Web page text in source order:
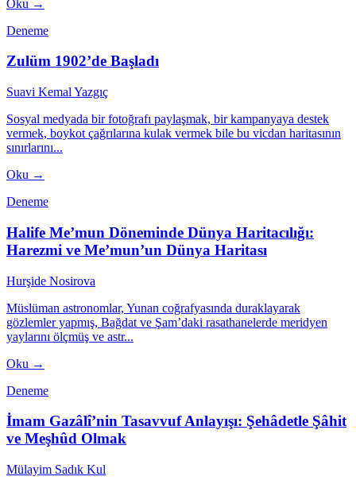
Oku →
Deneme
Zulüm 1902’de Başladı
Suavi Kemal Yazgıç
Sosyal medyada bir fotoğrafı paylaşmak, bir kampanyaya destek
vermek, boykot çağrılarına kulak vermek bile bu vicdan haritasının
sınırlarını...
Oku →
Deneme
Halife Me’mun Döneminde Dünya Haritacılığı:
Harezmi ve Me’mun’un Dünya Haritası
Hurşide Nosirova
Müslüman astronomlar, Yunan coğrafyasında duraklayarak
gözlemler yapmış, Bağdat ve Şam’daki rasathanelerde meridyen
yaylarını ölçmüş ve astr...
Oku →
Deneme
İmam Gazâlî’nin Tasavvuf Anlayışı: Şehâdetle Şâhit
ve Meşhûd Olmak
Mülayim Sadık Kul